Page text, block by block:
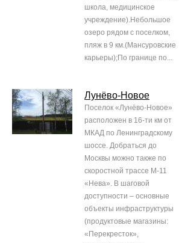
школа, медицинское
учреждение).Небольшое
озеро рядом с поселком,
пляж в 9 км.(Мансуровские
карьеры);По границе по...
Лунёво-Новое
Поселок «Лунёво-Новое»
расположен в 16-ти км от
МКАД по Ленинградскому
шоссе. Добраться до
Москвы можно также по
скоростной трассе М-11
«Нева». В шаговой
доступности – основные
объекты инфраструктуры
(продуктовые магазины:
«Перекресток»,